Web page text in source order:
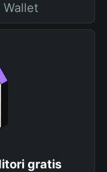
gratis